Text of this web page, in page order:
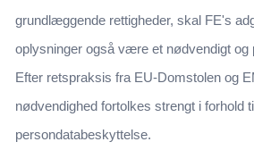
grundlæggende rettigheder, skal FE's
oplysninger også være et nødvendigt og
Efter retspraksis fra EU-Domstolen og
nødvendighed fortolkes strengt i forhold
persondatabeskyttelse.